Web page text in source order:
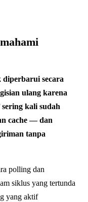
secara
ulang karena
sering kali sudah
cache — dan
tanpa
polling dan
siklus yang tertunda
yang aktif